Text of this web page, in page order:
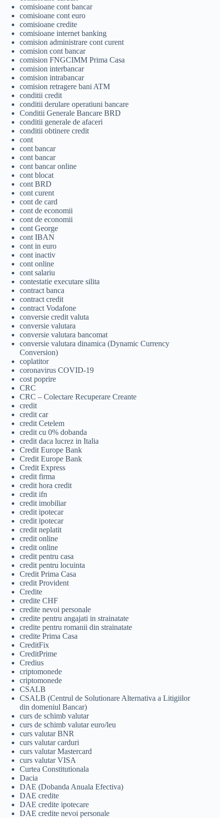
comisioane cont bancar
comisioane cont euro
comisioane credite
comisioane internet banking
comision administrare cont curent
comision cont bancar
comision FNGCIMM Prima Casa
comision interbancar
comision intrabancar
comision retragere bani ATM
conditii credit
conditii derulare operatiuni bancare
Conditii Generale Bancare BRD
conditii generale de afaceri
conditii obtinere credit
cont
cont bancar
cont bancar
cont bancar online
cont blocat
cont BRD
cont curent
cont de card
cont de economii
cont de economii
cont George
cont IBAN
cont in euro
cont inactiv
cont online
cont salariu
contestatie executare silita
contract banca
contract credit
contract Vodafone
conversie credit valuta
conversie valutara
conversie valutara bancomat
conversie valutara dinamica (Dynamic Currency
Conversion)
coplatitor
coronavirus COVID-19
cost poprire
CRC
CRC – Colectare Recuperare Creante
credit
credit car
credit Cetelem
credit cu 0% dobanda
credit daca lucrez in Italia
Credit Europe Bank
Credit Europe Bank
Credit Express
credit firma
credit hora credit
credit ifn
credit imobiliar
credit ipotecar
credit ipotecar
credit neplatit
credit online
credit online
credit pentru casa
credit pentru locuinta
Credit Prima Casa
credit Provident
Credite
credite CHF
credite nevoi personale
credite pentru angajati in strainatate
credite pentru romanii din strainatate
credite Prima Casa
CreditFix
CreditPrime
Credius
criptomonede
criptomonede
CSALB
CSALB (Centrul de Solutionare Alternativa a Litigiilor
din domeniul Bancar)
curs de schimb valutar
curs de schimb valutar euro/leu
curs valutar BNR
curs valutar carduri
curs valutar Mastercard
curs valutar VISA
Curtea Constitutionala
Dacia
DAE (Dobanda Anuala Efectiva)
DAE credite
DAE credite ipotecare
DAE credite nevoi personale